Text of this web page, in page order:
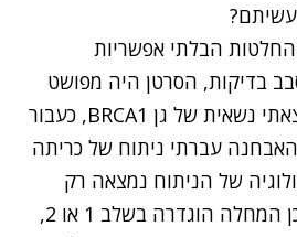
עשיתם?
הבלתי אפשריות
בדיקות, הסרטן היה מפושט
בכל השד, ומכיוון שנמצאתי נשאית של גן BRCA1, כעבור
עברתי ניתוח של כריתה
של הניתוח נמצאה רק
בלוטה אחת נגועה, ולכן המחלה הוגדרה בשלב 1 או 2,